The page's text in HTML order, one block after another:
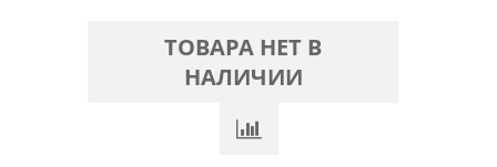
ТОВАРА НЕТ В
НАЛИЧИИ